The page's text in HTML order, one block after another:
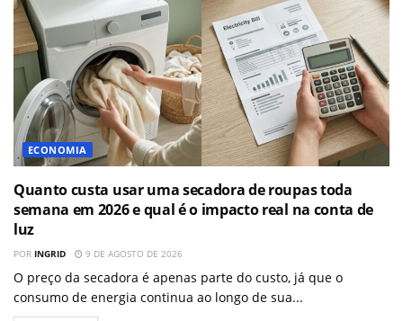
ECONOMIA
Quanto custa usar uma secadora de roupas toda
semana em 2026 e qual é o impacto real na conta de
luz
POR INGRID 9 DE AGOSTO DE 2026
O preço da secadora é apenas parte do custo, já que o
consumo de energia continua ao longo de sua...